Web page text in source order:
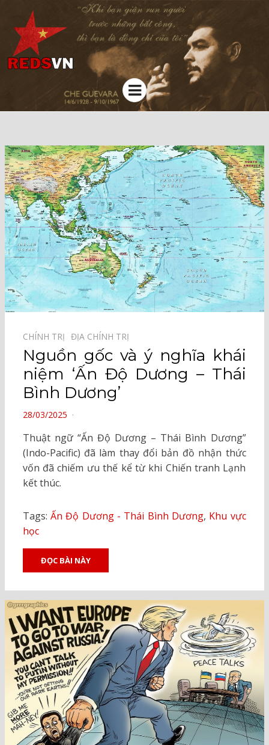
Kênh chia sẻ tri thức cộng đồng
Menu
CHÍNH TRỊ⠀ ĐỊA CHÍNH TRỊ⠀
Nguồn gốc và ý nghĩa khái
niệm ‘Ấn Độ Dương – Thái
Bình Dương’
POSTED
28/03/2025
Thuật ngữ “Ấn Độ Dương – Thái Bình Dương”
(Indo-Pacific) đã làm thay đổi bản đồ nhận thức
vốn đã chiếm ưu thế kể từ khi Chiến tranh Lạnh
kết thúc.
Tags: Ấn Độ Dương - Thái Bình Dương, Khu vực
học
ĐỌC BÀI NÀY